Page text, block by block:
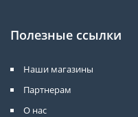
Полезные ссылки
Наши магазины
Партнерам
О нас